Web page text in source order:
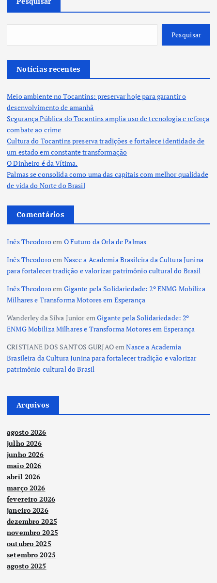
Pesquisar
Notícias recentes
Meio ambiente no Tocantins: preservar hoje para garantir o
desenvolvimento de amanhã
Segurança Pública do Tocantins amplia uso de tecnologia e reforça
combate ao crime
Cultura do Tocantins preserva tradições e fortalece identidade de
um estado em constante transformação
O Dinheiro é da Vítima.
Palmas se consolida como uma das capitais com melhor qualidade
de vida do Norte do Brasil
Comentários
Inês Theodoroem O Futuro da Orla de Palmas
Inês Theodoroem Nasce a Academia Brasileira da Cultura Junina
para fortalecer tradição e valorizar patrimônio cultural do Brasil
Inês Theodoroem Gigante pela Solidariedade: 2º ENMG Mobiliza
Milhares e Transforma Motores em Esperança
Wanderley da Silva JunioremGigante pela Solidariedade: 2º
ENMG Mobiliza Milhares e Transforma Motores em Esperança
CRISTIANE DOS SANTOS GURJAOemNasce a Academia
Brasileira da Cultura Junina para fortalecer tradição e valorizar
patrimônio cultural do Brasil
Arquivos
agosto 2026
julho 2026
junho 2026
maio 2026
abril 2026
março 2026
fevereiro 2026
janeiro 2026
dezembro 2025
novembro 2025
outubro 2025
setembro 2025
agosto 2025